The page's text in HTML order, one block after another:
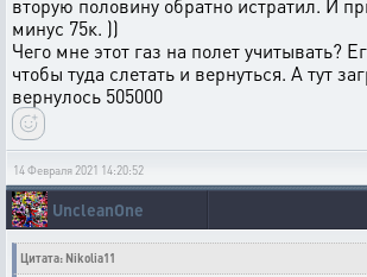
вторую половину обратно истратил. И
минус 75к. ))
Чего мне этот газ на полет учитывать?
чтобы туда слетать и вернуться. А тут
вернулось 505000
14 Февраля 2021 14:20:52
UncleanOne
Цитата: Nikolia11